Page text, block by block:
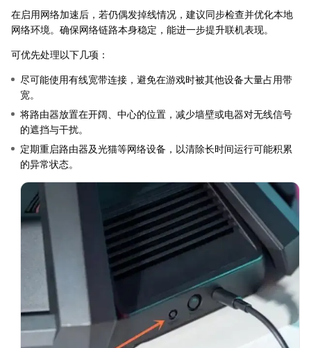
在启用网络加速后，若仍偶发掉线情况，建议同步检查并优化本地
网络环境。确保网络链路本身稳定，能进一步提升联机表现。
可优先处理以下几项：
尽可能使用有线宽带连接，避免在游戏时被其他设备大量占用带
宽。
将路由器放置在开阔、中心的位置，减少墙壁或电器对无线信号
的遮挡与干扰。
定期重启路由器及光猫等网络设备，以清除长时间运行可能积累
的异常状态。